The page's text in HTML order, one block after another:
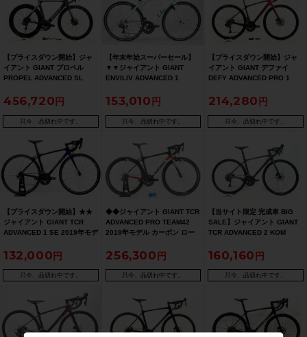
【プライスダウン開始】ジャ
イアント GIANT プロペル
PROPEL ADVANCED SL
油圧DISC 2019年 カーボンロ
ードバイク Sサイズ ネイビー
【お買い得SALE】
456,720
只今、品切れ中です。
【年末年始スーパーセール】
▼▼ジャイアント GIANT
ENVILIV ADVANCED 1
ロードバイク XXS(430)サイズ
2×11速 女性向け【期間限定
2026年1月5日 午前10時迄】
153,010
只今、品切れ中です。
【プライスダウン開始】ジャ
イアント GIANT デファイ
DEFY ADVANCED PRO 1
2020年 カーボンロードバイク
XSサイズ レッド/ブラック
【お買い得SALE】
214,280
只今、品切れ中です。
【プライスダウン開始】★★
ジャイアント GIANT TCR
ADVANCED 1 SE 2019年モデ
サイズ 2×11速 カーボンカラ
ーBK×BL（サイクルパラダイ
ス山口より配送)【お買い得
SALE】
132,000
只今、品切れ中です。
◆◆ジャイアント GIANT TCR
ADVANCED PRO TEAM42
2019年モデル カーボン ロー
ULTEGRA Di2 R8050 2x11速
カスタム（サイクルパラダイ
ス大阪より配送）
256,300
只今、品切れ中です。
【当サイト限定 完成車 BIG
SALE】ジャイアント GIANT
TCR ADVANCED 2 KOM
2022年 カーボンロードバイク
XSサイズ ブラウン【期間限定
5/26 午前10時迄】
160,160
只今、品切れ中です。